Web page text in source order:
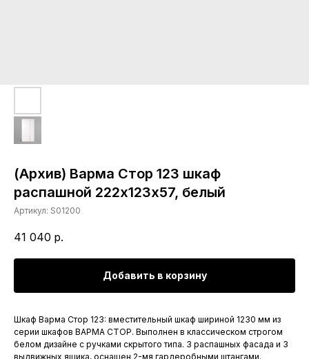
(Архив) Варма Стор 123 шкаф
распашной 222х123х57, белый
Артикул: S01200
41 040 р.
Добавить в корзину
Шкаф Варма Стор 123: вместительный шкаф шириной 1230 мм из
серии шкафов ВАРМА СТОР. Выполнен в классическом строгом
белом дизайне с ручками скрытого типа. 3 распашных фасада и 3
выдвижных ящика, оснащен 2-мя гардеробными штангами.